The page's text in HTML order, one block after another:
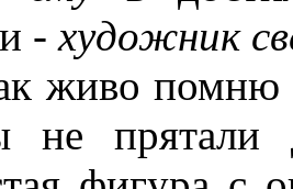
-художник
живо помню
прятали